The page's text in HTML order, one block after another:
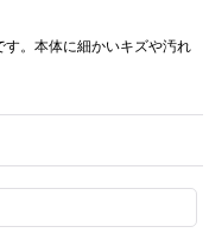
。本体に細かいキズや汚れ